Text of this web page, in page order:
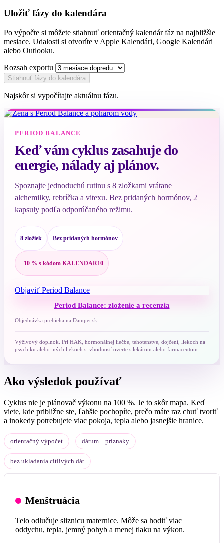
Uložiť fázy do kalendára
Po výpočte si môžete stiahnuť orientačný kalendár fáz na najbližšie
mesiace. Udalosti si otvoríte v Apple Kalendári, Google Kalendári
alebo Outlooku.
Rozsah exportu
Stiahnuť fázy do kalendára
Najskôr si vypočítajte aktuálnu fázu.
PERIOD BALANCE
Keď vám cyklus zasahuje do
energie, nálady aj plánov.
Spoznajte jednoduchú rutinu s 8 zložkami vrátane
alchemilky, rebríčka a vitexu. Bez pridaných hormónov, 2
kapsuly podľa odporúčaného režimu.
8 zložiek Bez pridaných hormónov
−10 % s kódom KALENDAR10
Objaviť Period Balance
Period Balance: zloženie a recenzia
Objednávka prebieha na Damper.sk.
Výživový doplnok. Pri HAK, hormonálnej liečbe, tehotenstve, dojčení, liekoch na
psychiku alebo iných liekoch si vhodnosť overte s lekárom alebo farmaceutom.
Ako výsledok používať
Cyklus nie je plánovač výkonu na 100 %. Je to skôr mapa. Keď
viete, kde približne ste, ľahšie pochopíte, prečo máte raz chuť tvoriť
a inokedy potrebujete viac pokoja, tepla alebo jasnejšie hranice.
orientačný výpočet dátum + príznaky
bez ukladania citlivých dát
Menštruácia
Telo odlučuje sliznicu maternice. Môže sa hodiť viac
oddychu, tepla, jemný pohyb a menej tlaku na výkon.